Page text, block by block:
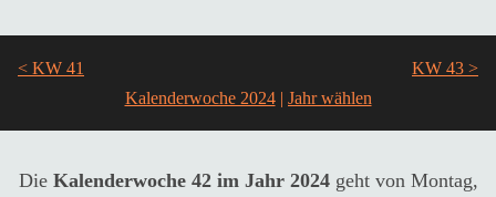
< KW 41
Kalenderwoche 2024|
KW 43 >
Die Kalenderwoche 42 im Jahr 2024geht von Montag,